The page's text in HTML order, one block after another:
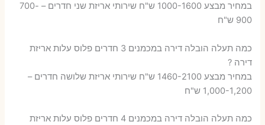
במחיר מבצע 1000-1600 ש"ח שירותי אריזת שני חדרים – 700-
900 ש"ח
כמה תעלה הובלה דירה במכמנים 3 חדרים פלוס עלות אריזת
דירה ?
במחיר מבצע 1460-2100 ש"ח שירותי אריזת שלושה חדרים –
1,000-1,200 ש"ח
כמה תעלה הובלה דירה במכמנים 4 חדרים פלוס עלות אריזת